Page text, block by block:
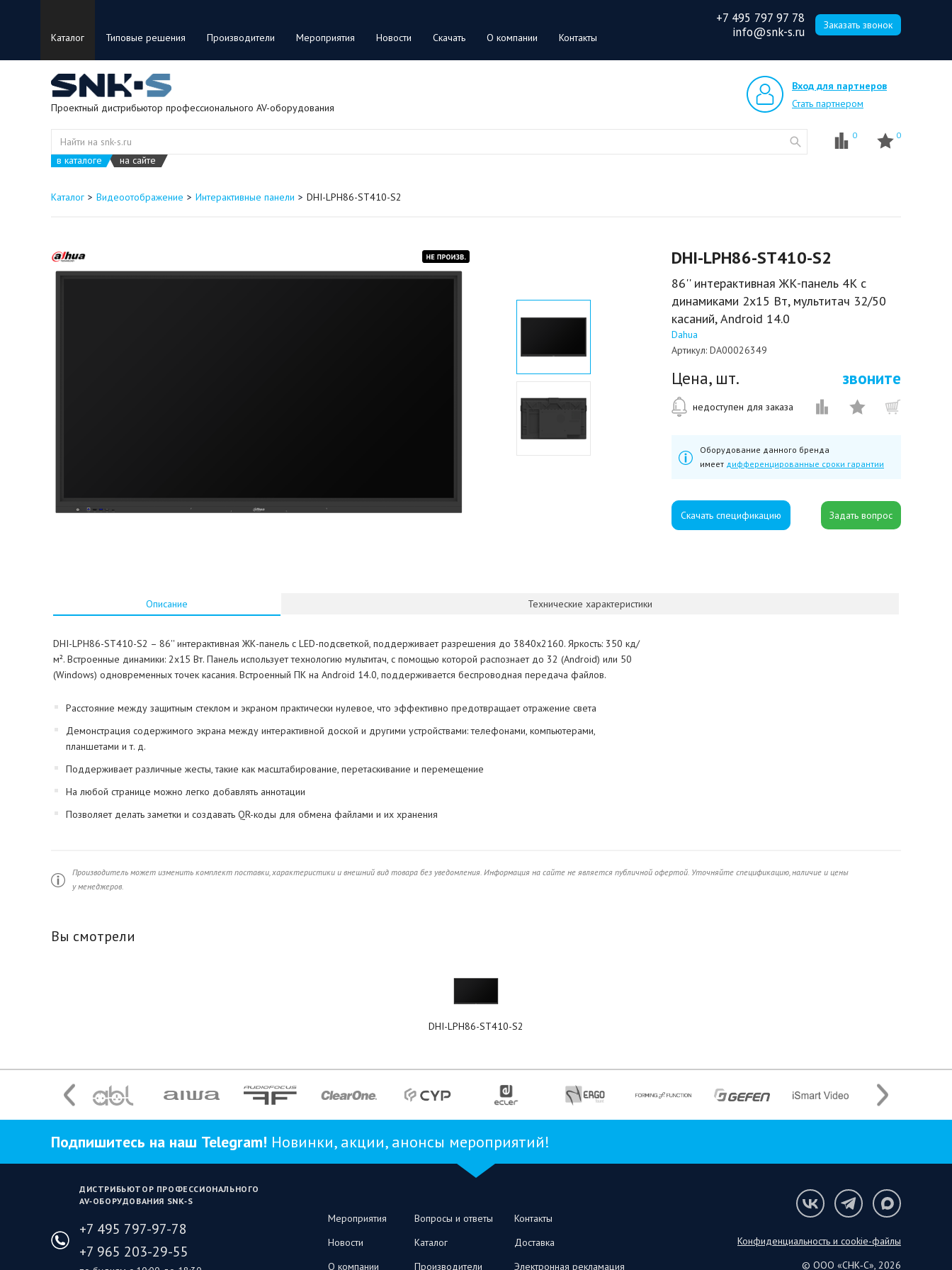
Каталог Типовые решения Производители Мероприятия Новости Скачать О компании Контакты
+7 495 797 97 78
info@snk-s.ru
Заказать звонок
Проектный дистрибьютор профессионального AV-оборудования
Вход для партнеров
Стать партнером
в каталоге на сайте
0 0
Каталог Видеоотображение Интерактивные панели DHI-LPH86-ST410-S2
DHI-LPH86-ST410-S2
86'' интерактивная ЖК-панель 4К с
динамиками 2x15 Вт, мультитач 32/50
касаний, Android 14.0
Dahua
Артикул: DA00026349
Цена, шт. звоните
недоступен для заказа
Оборудование данного бренда
имеет дифференцированные сроки гарантии
Скачать спецификацию
Описание Технические характеристики
DHI-LPH86-ST410-S2 – 86'' интерактивная ЖК-панель с LED-подсветкой, поддерживает разрешения до 3840x2160. Яркость: 350 кд/
м². Встроенные динамики: 2x15 Вт. Панель использует технологию мультитач, с помощью которой распознает до 32 (Android) или 50
(Windows) одновременных точек касания. Встроенный ПК на Android 14.0, поддерживается беспроводная передача файлов.
Расстояние между защитным стеклом и экраном практически нулевое, что эффективно предотвращает отражение света
Демонстрация содержимого экрана между интерактивной доской и другими устройствами: телефонами, компьютерами,
планшетами и т. д.
Поддерживает различные жесты, такие как масштабирование, перетаскивание и перемещение
На любой странице можно легко добавлять аннотации
Позволяет делать заметки и создавать QR-коды для обмена файлами и их хранения
Производитель может изменить комплект поставки, характеристики и внешний вид товара без уведомления. Информация на сайте не является публичной офертой. Уточняйте спецификацию, наличие и цены
у менеджеров.
Вы смотрели
DHI-LPH86-ST410-S2
Подпишитесь на наш Telegram! Новинки, акции, анонсы мероприятий!
ДИСТРИБЬЮТОР ПРОФЕССИОНАЛЬНОГО
AV‑ОБОРУДОВАНИЯ SNK‑S
+7 495 797-97-78
+7 965 203-29-55
Мероприятия
Новости
О компании
Вопросы и ответы
Каталог
Производители
Контакты
Доставка
Электронная рекламация
Конфиденциальность и cookie-файлы
© ООО «СНК‑С», 2026